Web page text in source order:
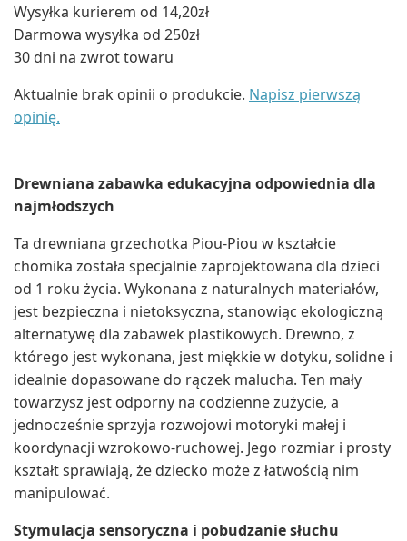
Wysyłka kurierem od 14,20zł
Darmowa wysyłka od 250zł
30 dni na zwrot towaru
Aktualnie brak opinii o produkcie. Napisz pierwszą
opinię.
Drewniana zabawka edukacyjna odpowiednia dla
najmłodszych
Ta drewniana grzechotka Piou-Piou w kształcie
chomika została specjalnie zaprojektowana dla dzieci
od 1 roku życia. Wykonana z naturalnych materiałów,
jest bezpieczna i nietoksyczna, stanowiąc ekologiczną
alternatywę dla zabawek plastikowych. Drewno, z
którego jest wykonana, jest miękkie w dotyku, solidne i
idealnie dopasowane do rączek malucha. Ten mały
towarzysz jest odporny na codzienne zużycie, a
jednocześnie sprzyja rozwojowi motoryki małej i
koordynacji wzrokowo-ruchowej. Jego rozmiar i prosty
kształt sprawiają, że dziecko może z łatwością nim
manipulować.
Stymulacja sensoryczna i pobudzanie słuchu